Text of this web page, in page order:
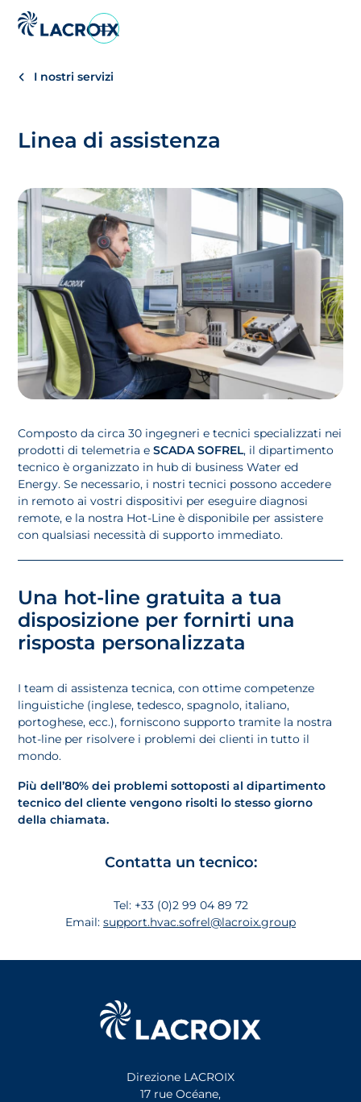
pagina
I nostri servizi
Linea di assistenza
Composto da circa 30 ingegneri e tecnici specializzati nei
prodotti di telemetria eSCADA SOFREL, il dipartimento
tecnico è organizzato in hub di business Water ed
Energy. Se necessario, i nostri tecnici possono accedere
in remoto ai vostri dispositivi per eseguire diagnosi
remote, e la nostra Hot-Line è disponibile per assistere
con qualsiasi necessità di supporto immediato.
Una hot-line gratuita a tua
disposizione per fornirti una
risposta personalizzata
I team di assistenza tecnica, con ottime competenze
linguistiche (inglese, tedesco, spagnolo, italiano,
portoghese, ecc.), forniscono supporto tramite la nostra
hot-line per risolvere i problemi dei clienti in tutto il
mondo.
Più dell’80% dei problemi sottoposti al dipartimento
tecnico del cliente vengono risolti lo stesso giorno
della chiamata.
Contatta un tecnico:
Tel: +33 (0)2 99 04 89 72
Email: support.hvac.sofrel@lacroix.group
Direzione LACROIX
17 rue Océane,